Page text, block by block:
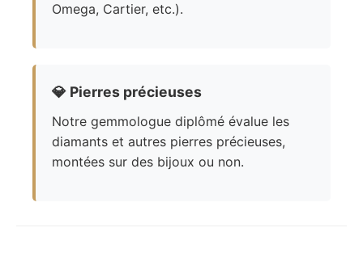
Omega, Cartier, etc.).
💎 Pierres précieuses
Notre gemmologue diplômé évalue les
diamants et autres pierres précieuses,
montées sur des bijoux ou non.